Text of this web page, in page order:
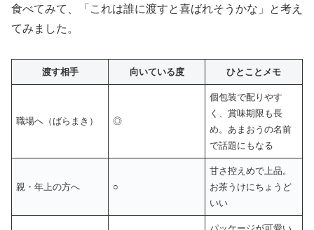
食べてみて、「これは誰に渡すと喜ばれそうかな」と考え
てみました。
渡す相手 向いている度 ひとことメモ
職場へ（ばらまき） ◎
個包装で配りやす
く、賞味期限も長
め。あまおうの名前
で話題にもなる
親・年上の方へ ○
甘さ控えめで上品。
お茶うけにちょうど
いい